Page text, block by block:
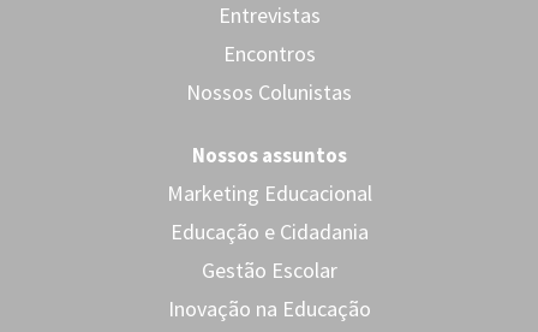
Entrevistas
Encontros
Nossos Colunistas
Nossos assuntos
Marketing Educacional
Educação e Cidadania
Gestão Escolar
Inovação na Educação